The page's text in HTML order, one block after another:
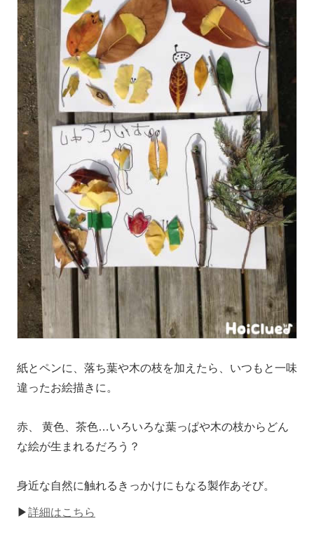
紙とペンに、落ち葉や木の枝を加えたら、いつもと一味
違ったお絵描きに。
赤、 黄色、茶色…いろいろな葉っぱや木の枝からどん
な絵が生まれるだろう？
身近な自然に触れるきっかけにもなる製作あそび。
▶詳細はこちら